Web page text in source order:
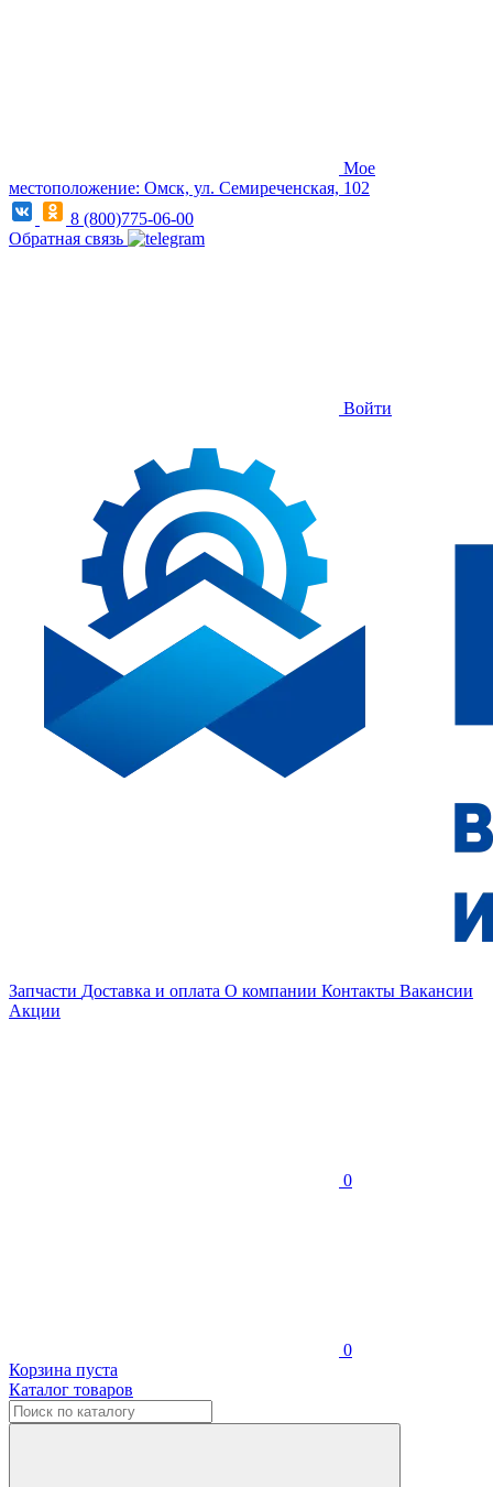
Мое
местоположение: Омск, ул. Семиреченская, 102
8 (800)775-06-00
Обратная связь
Войти
Запчасти Доставка и оплата О компании Контакты Вакансии
Акции
0
0
Корзина пуста
Каталог товаров